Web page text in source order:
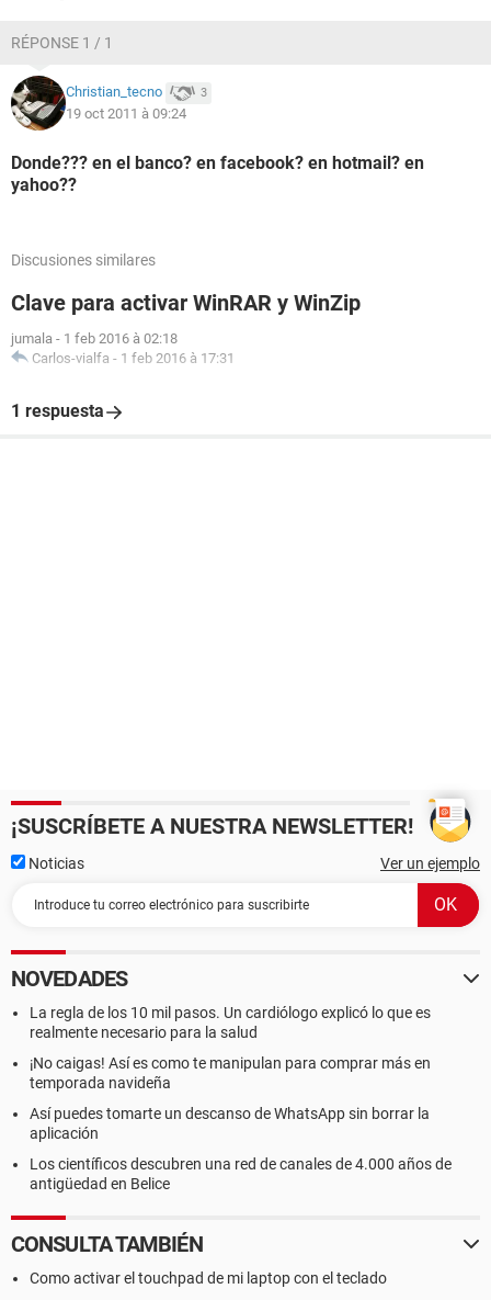
RÉPONSE 1 / 1
Christian_tecno 3
19 oct 2011 à 09:24
Donde??? en el banco? en facebook? en hotmail? en
yahoo??
Discusiones similares
Clave para activar WinRAR y WinZip
jumala - 1 feb 2016 à 02:18
Carlos-vialfa - 1 feb 2016 à 17:31
1 respuesta
¡SUSCRÍBETE A NUESTRA NEWSLETTER!
Noticias Ver un ejemplo
NOVEDADES
La regla de los 10 mil pasos. Un cardiólogo explicó lo que es
realmente necesario para la salud
¡No caigas! Así es como te manipulan para comprar más en
temporada navideña
Así puedes tomarte un descanso de WhatsApp sin borrar la
aplicación
Los científicos descubren una red de canales de 4.000 años de
antigüedad en Belice
CONSULTA TAMBIÉN
Como activar el touchpad de mi laptop con el teclado